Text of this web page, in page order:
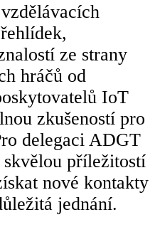
ze strany
hráčů od
IoT
zkušeností pro
delegaci ADGT
příležitostí
nové kontakty
jednání.